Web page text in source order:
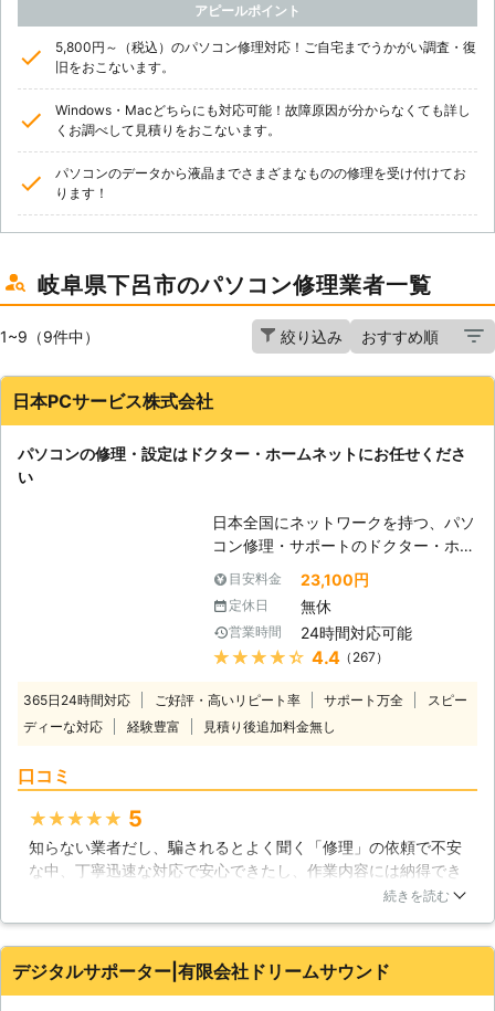
アピールポイント
5,800円～（税込）のパソコン修理対応！ご自宅までうかがい調査・復
旧をおこないます。
Windows・Macどちらにも対応可能！故障原因が分からなくても詳し
くお調べして見積りをおこないます。
パソコンのデータから液晶までさまざまなものの修理を受け付けてお
ります！
岐阜県下呂市のパソコン修理業者一覧
1~9（9件中） 絞り込み
日本PCサービス株式会社
パソコンの修理・設定はドクター・ホームネットにお任せくださ
い
日本全国にネットワークを持つ、パソ
コン修理・サポートのドクター・ホー
ムネット。高品質のサービスが選ばれ
て年間10万件以上のサポート実績が
あります。「起動しない」、「インタ
ーネットが繋がらない」、「ウイルス
に感染した」、「データを誤って削除
を最短即日で駆けつけて、その場で解
決。メーカー・年式問わず、すべての
能です。365日年中無休で、土日祝も
対応！！お気軽にお問い合わせくださ
せる時にちょっとぶつけてしまっただ
けでも故障してしまうことがあり、扱
目安料金 23,100円
定休日 無休
営業時間 24時間対応可能
★★★★★ 4.4（267）
365日24時間対応 ご好評・高いリピート率 サポート万全
スピー
ディーな対応
経験豊富 見積り後追加料金無し
口コミ
★★★★★ 5
知らない業者だし、騙されるとよく聞く「修理」の依頼で不安
な中、丁寧迅速な対応で安心できたし、作業内容には納得でき
ています。金額はやや高めだなぁ…と思いましたが、問題は解
岡山県 岡山市北区 2026年07月31日
続きを読む
デジタルサポーター|有限会社ドリームサウンド